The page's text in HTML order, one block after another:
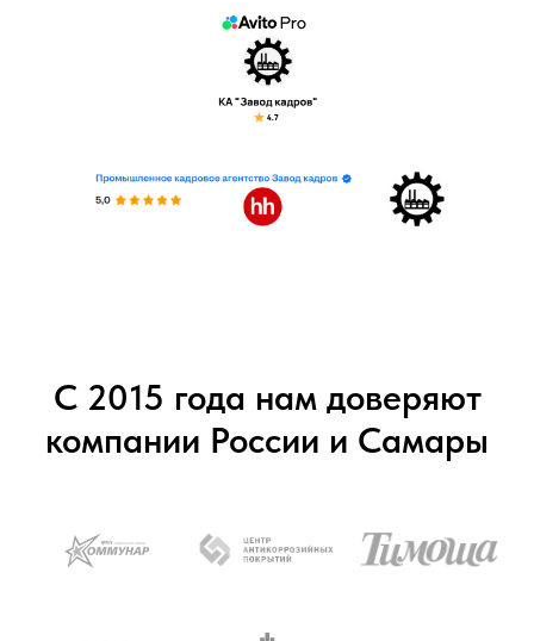
С 2015 года нам доверяют
компании России и Самары